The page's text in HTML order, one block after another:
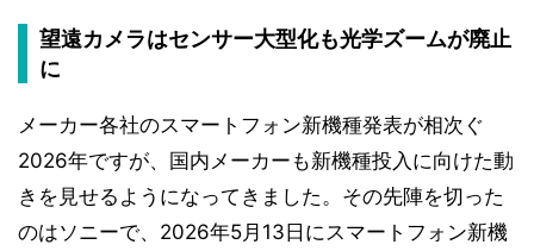
望遠カメラはセンサー大型化も光学ズームが廃止
に
メーカー各社のスマートフォン新機種発表が相次ぐ
2026年ですが、国内メーカーも新機種投入に向けた動
きを見せるようになってきました。その先陣を切った
のはソニーで、2026年5月13日にスマートフォン新機